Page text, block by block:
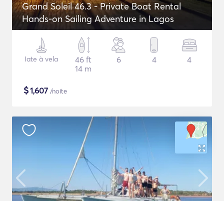
Grand Soleil 46.3 - Private Boat Rental
Hands-on Sailing Adventure in Lagos
Iate à vela
46 ft
14 m
6 4 4
$1,607 /noite